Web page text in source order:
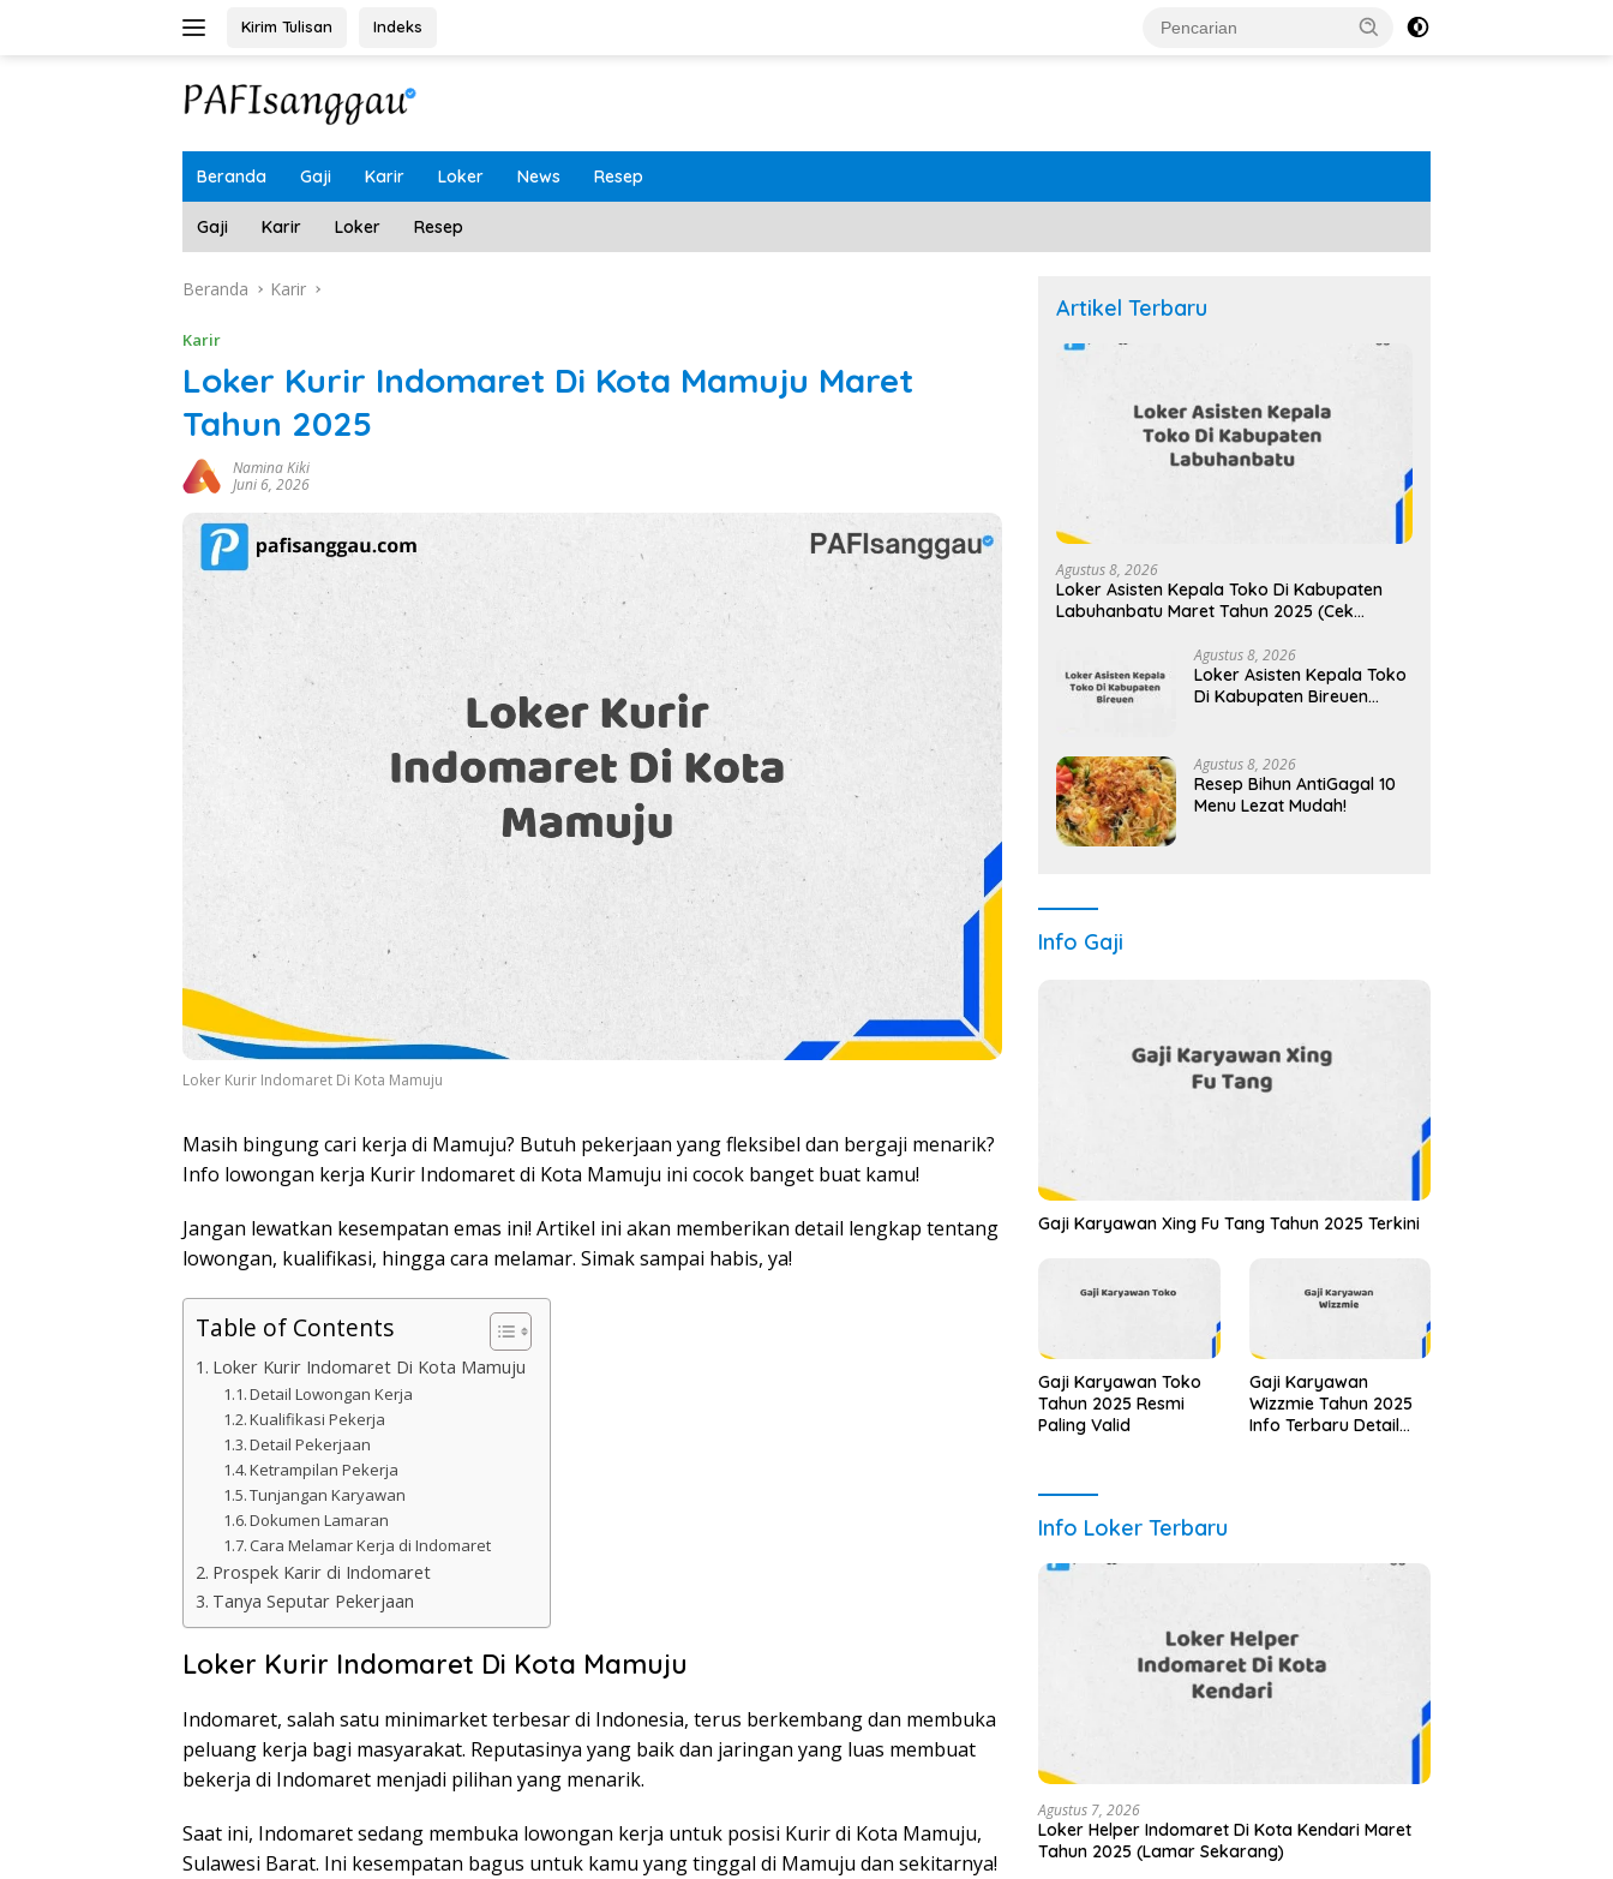
Kirim Tulisan Indeks
Beranda Gaji Karir Loker News Resep
Gaji Karir Loker Resep
Beranda Karir
Karir
Loker Kurir Indomaret Di Kota Mamuju Maret
Tahun 2025
Namina Kiki
Juni 6, 2026
Loker Kurir Indomaret Di Kota Mamuju
Masih bingung cari kerja di Mamuju? Butuh pekerjaan yang fleksibel dan bergaji menarik?
Info lowongan kerja Kurir Indomaret di Kota Mamuju ini cocok banget buat kamu!
Jangan lewatkan kesempatan emas ini! Artikel ini akan memberikan detail lengkap tentang
lowongan, kualifikasi, hingga cara melamar. Simak sampai habis, ya!
Table of Contents
Loker Kurir Indomaret Di Kota Mamuju
Detail Lowongan Kerja
Kualifikasi Pekerja
Detail Pekerjaan
Ketrampilan Pekerja
Tunjangan Karyawan
Dokumen Lamaran
Cara Melamar Kerja di Indomaret
Prospek Karir di Indomaret
Tanya Seputar Pekerjaan
Loker Kurir Indomaret Di Kota Mamuju
Indomaret, salah satu minimarket terbesar di Indonesia, terus berkembang dan membuka
peluang kerja bagi masyarakat. Reputasinya yang baik dan jaringan yang luas membuat
bekerja di Indomaret menjadi pilihan yang menarik.
Saat ini, Indomaret sedang membuka lowongan kerja untuk posisi Kurir di Kota Mamuju,
Sulawesi Barat. Ini kesempatan bagus untuk kamu yang tinggal di Mamuju dan sekitarnya!
Artikel Terbaru
Agustus 8, 2026
Loker Asisten Kepala Toko Di Kabupaten
Labuhanbatu Maret Tahun 2025 (Cek
Agustus 8, 2026
Loker Asisten Kepala Toko
Di Kabupaten Bireuen
Agustus 8, 2026
Resep Bihun AntiGagal 10
Menu Lezat Mudah!
Info Gaji
Gaji Karyawan Xing Fu Tang Tahun 2025 Terkini
Gaji Karyawan Toko
Tahun 2025 Resmi
Paling Valid
Gaji Karyawan
Wizzmie Tahun 2025
Info Terbaru Detail
Info Loker Terbaru
Agustus 7, 2026
Loker Helper Indomaret Di Kota Kendari Maret
Tahun 2025 (Lamar Sekarang)